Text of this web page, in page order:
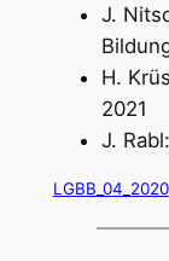
J.
H.
2021
J.
LGBB_04_2020